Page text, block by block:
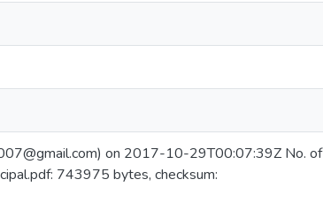
on 2017-10-29T00:07:39Z No. of
743975 bytes, checksum: